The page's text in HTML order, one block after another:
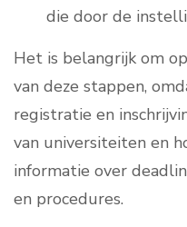
die door de
Het is belangrijk om
van deze stappen,
registratie en
van universiteiten en
informatie over
en procedures.